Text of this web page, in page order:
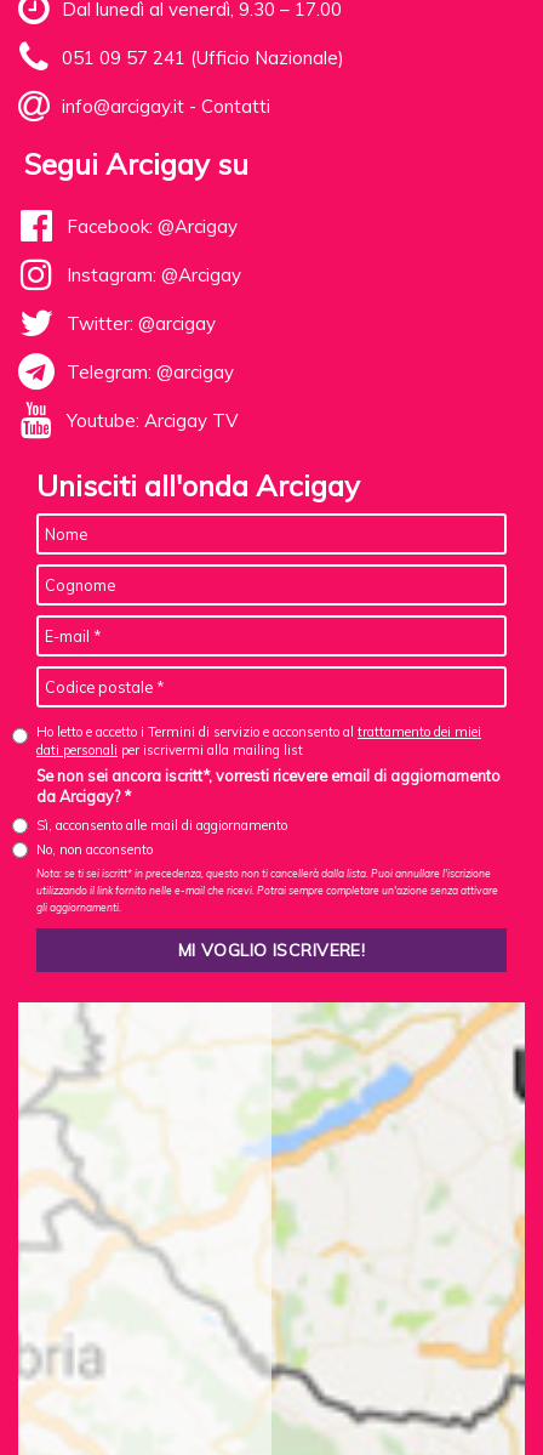
Dal lunedì al venerdì, 9.30 – 17.00
051 09 57 241 (Ufficio Nazionale)
info@arcigay.it - Contatti
Segui Arcigay su
Facebook: @Arcigay
Instagram: @Arcigay
Twitter: @arcigay
Telegram: @arcigay
Youtube: Arcigay TV
Unisciti all'onda Arcigay
Ho letto e accetto i Termini di servizio e acconsento al trattamento dei miei
dati personali per iscrivermi alla mailing list
Se non sei ancora iscritt*, vorresti ricevere email di aggiornamento
da Arcigay? *
Sì, acconsento alle mail di aggiornamento
No, non acconsento
Nota: se ti sei iscritt* in precedenza, questo non ti cancellerà dalla lista. Puoi annullare l'iscrizione
utilizzando il link fornito nelle e-mail che ricevi. Potrai sempre completare un'azione senza attivare
gli aggiornamenti.